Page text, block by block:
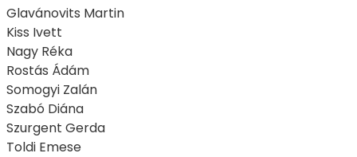
Glavánovits Martin
Kiss Ivett
Nagy Réka
Rostás Ádám
Somogyi Zalán
Szabó Diána
Szurgent Gerda
Toldi Emese